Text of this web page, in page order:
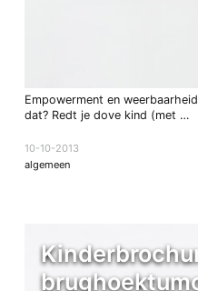
Empowerment en
dat? Redt je dove kind (met …
10-10-2013
algemeen